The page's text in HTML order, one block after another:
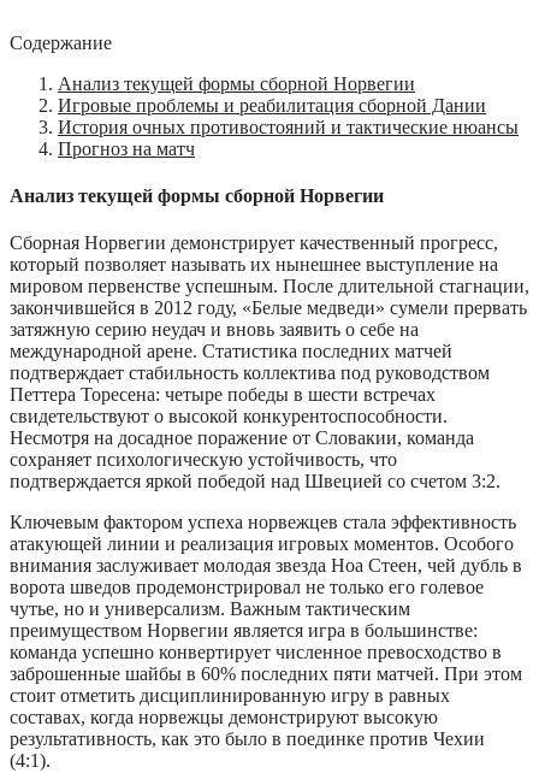
Содержание
Анализ текущей формы сборной Норвегии
Игровые проблемы и реабилитация сборной Дании
История очных противостояний и тактические нюансы
Прогноз на матч
Анализ текущей формы сборной Норвегии
Сборная Норвегии демонстрирует качественный прогресс,
который позволяет называть их нынешнее выступление на
мировом первенстве успешным. После длительной стагнации,
закончившейся в 2012 году, «Белые медведи» сумели прервать
затяжную серию неудач и вновь заявить о себе на
международной арене. Статистика последних матчей
подтверждает стабильность коллектива под руководством
Петтера Торесена: четыре победы в шести встречах
свидетельствуют о высокой конкурентоспособности.
Несмотря на досадное поражение от Словакии, команда
сохраняет психологическую устойчивость, что
подтверждается яркой победой над Швецией со счетом 3:2.
Ключевым фактором успеха норвежцев стала эффективность
атакующей линии и реализация игровых моментов. Особого
внимания заслуживает молодая звезда Ноа Стеен, чей дубль в
ворота шведов продемонстрировал не только его голевое
чутье, но и универсализм. Важным тактическим
преимуществом Норвегии является игра в большинстве:
команда успешно конвертирует численное превосходство в
заброшенные шайбы в 60% последних пяти матчей. При этом
стоит отметить дисциплинированную игру в равных
составах, когда норвежцы демонстрируют высокую
результативность, как это было в поединке против Чехии
(4:1).